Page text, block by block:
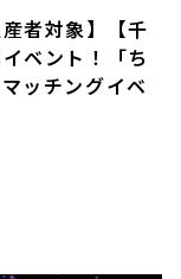
者対象】【千
ベント！「ち
ッチングイベ